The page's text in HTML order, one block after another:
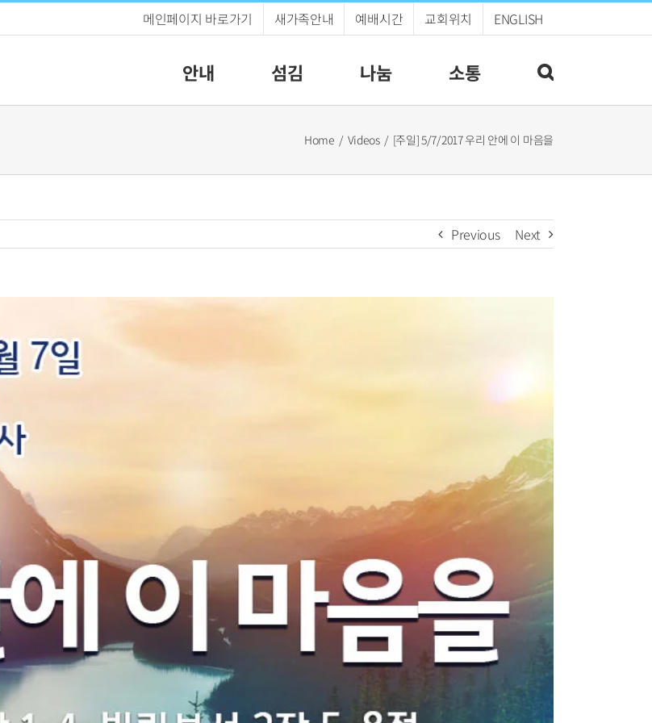
메인페이지 바로가기 새가족안내 예배시간 교회위치 ENGLISH
안내 섬김 나눔 소통
Home Videos [주일] 5/7/2017 우리 안에 이 마음을
Previous Next